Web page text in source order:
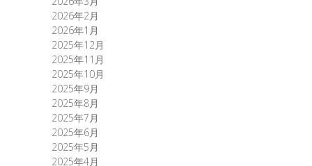
2026年2月
2026年1月
2025年12月
2025年11月
2025年10月
2025年9月
2025年8月
2025年7月
2025年6月
2025年5月
2025年4月